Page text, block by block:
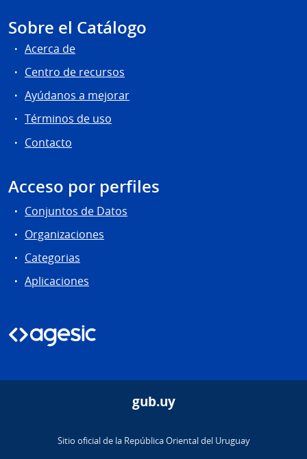
Sobre el Catálogo
Acerca de
Centro de recursos
Ayúdanos a mejorar
Términos de uso
Contacto
Acceso por perfiles
Conjuntos de Datos
Organizaciones
Categorias
Aplicaciones
gub.uy
Sitio oficial de la República Oriental del Uruguay